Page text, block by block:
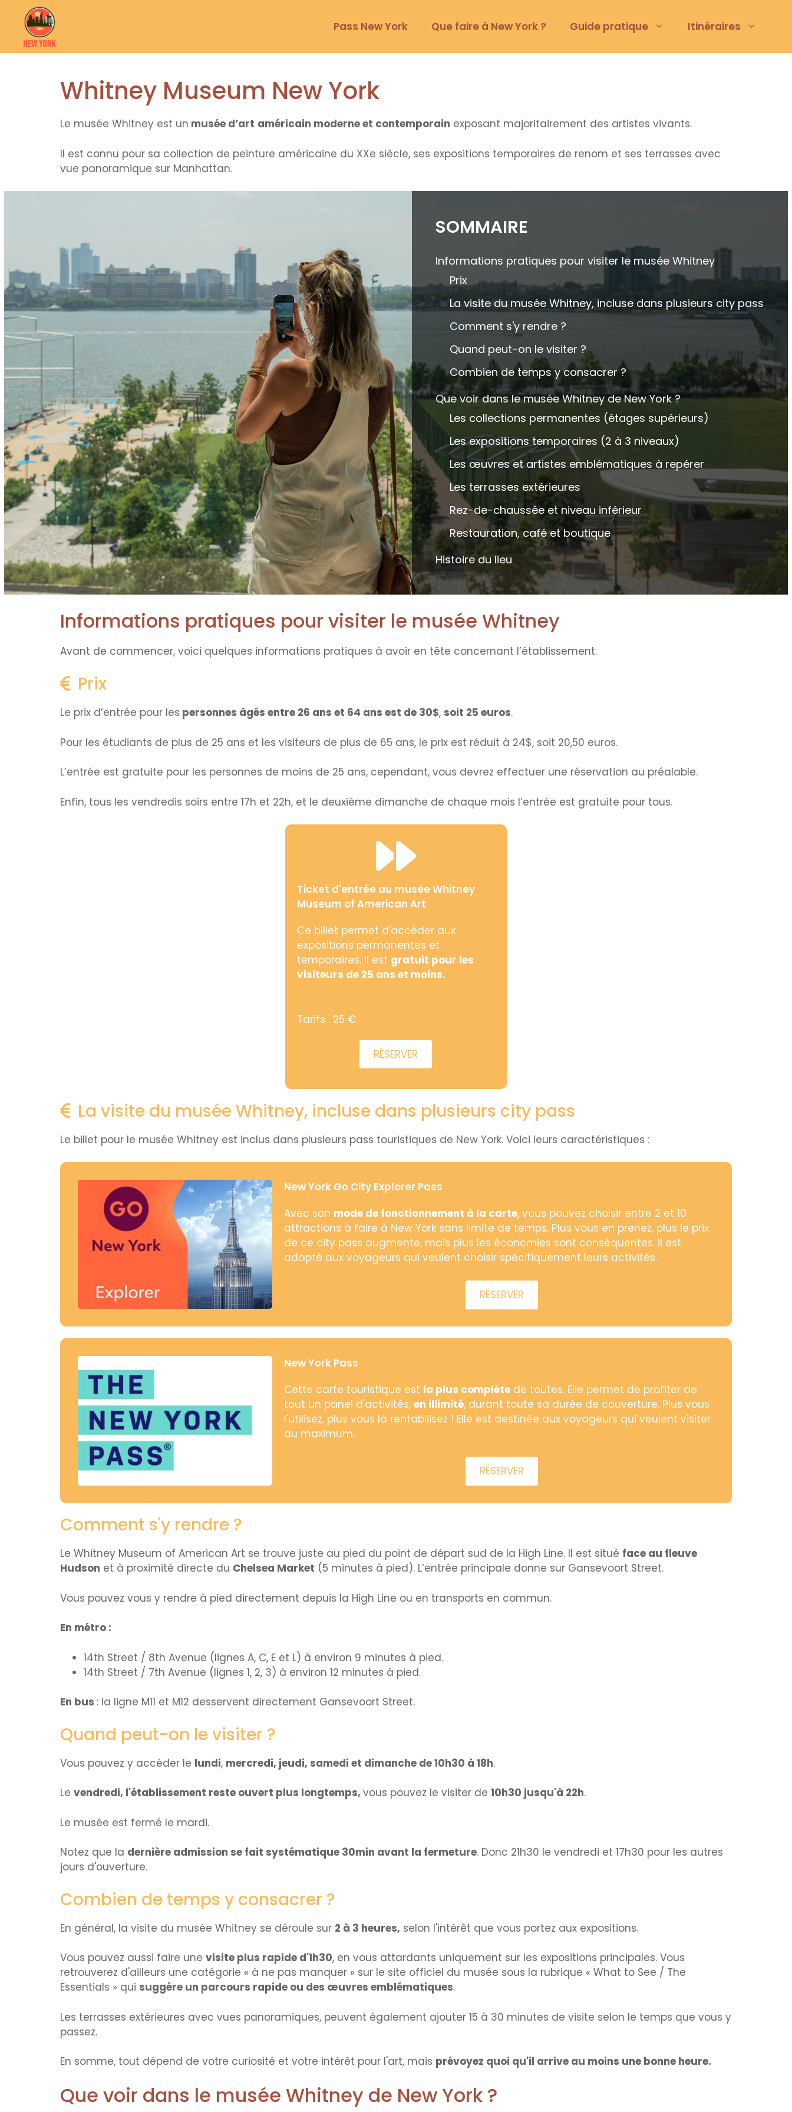
contenu
Pass New York Que faire à New York ? Guide pratique Itinéraires
Whitney Museum New York
Le musée Whitney est un musée d’art américain moderne et contemporain exposant majoritairement des artistes vivants.
Il est connu pour sa collection de peinture américaine du XXe siècle, ses expositions temporaires de renom et ses terrasses avec
vue panoramique sur Manhattan.
SOMMAIRE
Informations pratiques pour visiter le musée Whitney
Prix
La visite du musée Whitney, incluse dans plusieurs city pass
Comment s'y rendre ?
Quand peut-on le visiter ?
Combien de temps y consacrer ?
Que voir dans le musée Whitney de New York ?
Les collections permanentes (étages supérieurs)
Les expositions temporaires (2 à 3 niveaux)
Les œuvres et artistes emblématiques à repérer
Les terrasses extérieures
Rez-de-chaussée et niveau inférieur
Restauration, café et boutique
Histoire du lieu
Informations pratiques pour visiter le musée Whitney
Avant de commencer, voici quelques informations pratiques à avoir en tête concernant l’établissement.
Prix
Le prix d’entrée pour les personnes âgés entre 26 ans et 64 ans est de 30$, soit 25 euros.
Pour les étudiants de plus de 25 ans et les visiteurs de plus de 65 ans, le prix est réduit à 24$, soit 20,50 euros.
L’entrée est gratuite pour les personnes de moins de 25 ans, cependant, vous devrez effectuer une réservation au préalable.
Enfin, tous les vendredis soirs entre 17h et 22h, et le deuxième dimanche de chaque mois l’entrée est gratuite pour tous.
Ticket d'entrée au musée Whitney
Museum of American Art
Ce billet permet d'accéder aux
expositions permanentes et
temporaires. Il est gratuit pour les
visiteurs de 25 ans et moins.
Tarifs : 25 €
RÉSERVER
La visite du musée Whitney, incluse dans plusieurs city pass
Le billet pour le musée Whitney est inclus dans plusieurs pass touristiques de New York. Voici leurs caractéristiques :
New York Go City Explorer Pass
Avec son mode de fonctionnement à la carte, vous pouvez choisir entre 2 et 10
attractions à faire à New York sans limite de temps. Plus vous en prenez, plus le prix
de ce city pass augmente, mais plus les économies sont conséquentes. Il est
adapté aux voyageurs qui veulent choisir spécifiquement leurs activités.
RÉSERVER
New York Pass
Cette carte touristique est la plus complètede toutes. Elle permet de profiter de
tout un panel d'activités, en illimité, durant toute sa durée de couverture. Plus vous
l'utilisez, plus vous la rentabilisez ! Elle est destinée aux voyageurs qui veulent visiter
au maximum.
RÉSERVER
Comment s'y rendre ?
Le Whitney Museum of American Art se trouve juste au pied du point de départ sud de la High Line. Il est situé face au fleuve
Hudson et à proximité directe du Chelsea Market (5 minutes à pied). L’entrée principale donne sur Gansevoort Street.
Vous pouvez vous y rendre à pied directement depuis la High Line ou en transports en commun.
En métro :
14th Street / 8th Avenue (lignes A, C, E et L) à environ 9 minutes à pied.
14th Street / 7th Avenue (lignes 1, 2, 3) à environ 12 minutes à pied.
En bus : la ligne M11 et M12 desservent directement Gansevoort Street.
Quand peut-on le visiter ?
Vous pouvez y accéder le lundi, mercredi, jeudi, samedi et dimanche de 10h30 à 18h.
Le vendredi, l'établissement reste ouvert plus longtemps, vous pouvez le visiter de 10h30 jusqu'à 22h.
Le musée est fermé le mardi.
Notez que la dernière admission se fait systématique 30min avant la fermeture. Donc 21h30 le vendredi et 17h30 pour les autres
jours d'ouverture.
Combien de temps y consacrer ?
En général, la visite du musée Whitney se déroule sur 2 à 3 heures, selon l'intérêt que vous portez aux expositions.
Vous pouvez aussi faire une visite plus rapide d'1h30, en vous attardants uniquement sur les expositions principales. Vous
retrouverez d'ailleurs une catégorie « à ne pas manquer » sur le site officiel du musée sous la rubrique « What to See / The
Essentials » qui suggère un parcours rapide ou des œuvres emblématiques.
Les terrasses extérieures avec vues panoramiques, peuvent également ajouter 15 à 30 minutes de visite selon le temps que vous y
passez.
En somme, tout dépend de votre curiosité et votre intérêt pour l'art, mais prévoyez quoi qu'il arrive au moins une bonne heure.
Que voir dans le musée Whitney de New York ?